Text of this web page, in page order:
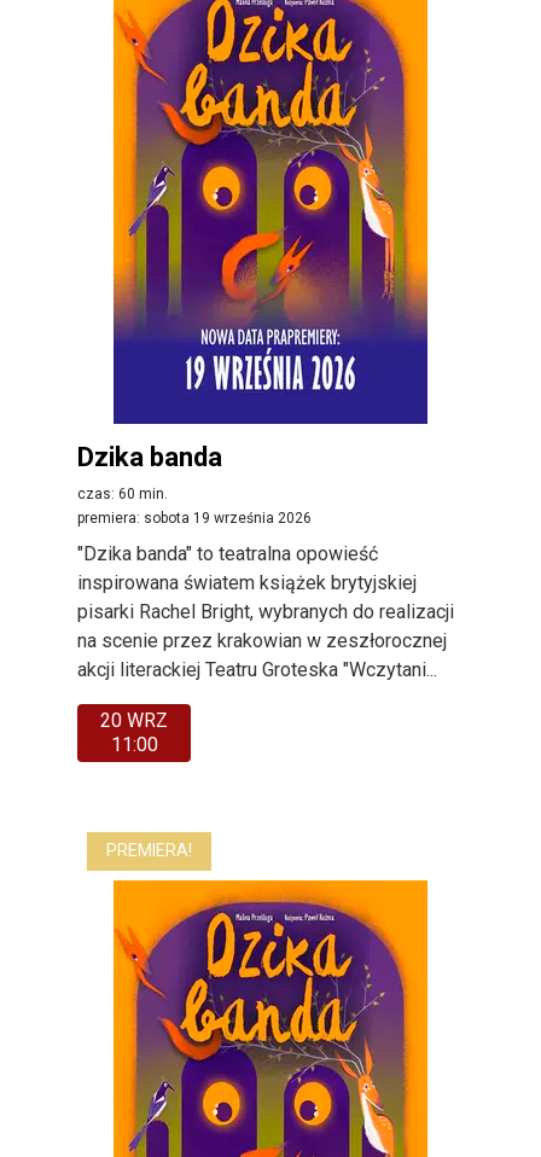
Dzika banda
czas: 60 min.
premiera: sobota 19 września 2026
"Dzika banda" to teatralna opowieść
inspirowana światem książek brytyjskiej
pisarki Rachel Bright, wybranych do realizacji
na scenie przez krakowian w zeszłorocznej
akcji literackiej Teatru Groteska "Wczytani...
20 WRZ
11:00
PREMIERA!